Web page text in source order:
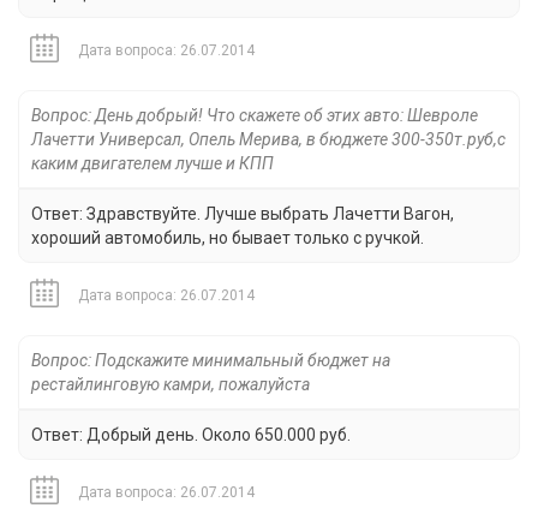
Дата вопроса: 26.07.2014
Вопрос: День добрый! Что скажете об этих авто: Шевроле
Лачетти Универсал, Опель Мерива, в бюджете 300-350т.руб,с
каким двигателем лучше и КПП
Ответ: Здравствуйте. Лучше выбрать Лачетти Вагон,
хороший автомобиль, но бывает только с ручкой.
Дата вопроса: 26.07.2014
Вопрос: Подскажите минимальный бюджет на
рестайлинговую камри, пожалуйста
Ответ: Добрый день. Около 650.000 руб.
Дата вопроса: 26.07.2014